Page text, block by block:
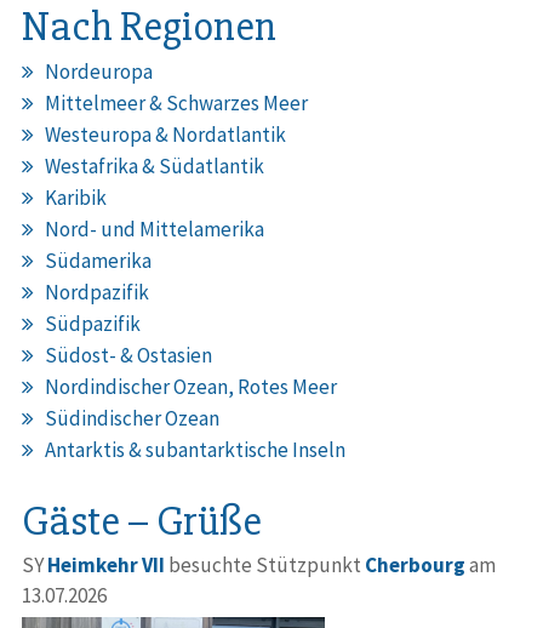
Nach Regionen
Nordeuropa
Mittelmeer & Schwarzes Meer
Westeuropa & Nordatlantik
Westafrika & Südatlantik
Karibik
Nord- und Mittelamerika
Südamerika
Nordpazifik
Südpazifik
Südost- & Ostasien
Nordindischer Ozean, Rotes Meer
Südindischer Ozean
Antarktis & subantarktische Inseln
Gäste – Grüße
SYHeimkehr VII besuchte Stützpunkt Cherbourgam
13.07.2026